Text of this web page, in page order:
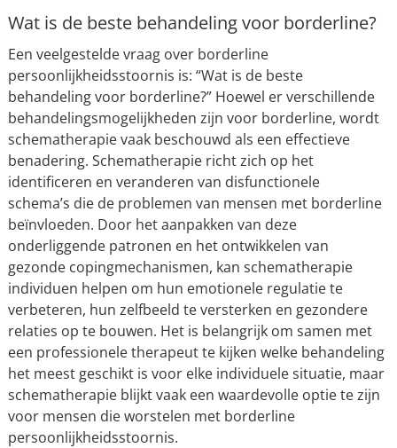
Wat is de beste behandeling voor borderline?
Een veelgestelde vraag over borderline
persoonlijkheidsstoornis is: “Wat is de beste
behandeling voor borderline?” Hoewel er verschillende
behandelingsmogelijkheden zijn voor borderline, wordt
schematherapie vaak beschouwd als een effectieve
benadering. Schematherapie richt zich op het
identificeren en veranderen van disfunctionele
schema’s die de problemen van mensen met borderline
beïnvloeden. Door het aanpakken van deze
onderliggende patronen en het ontwikkelen van
gezonde copingmechanismen, kan schematherapie
individuen helpen om hun emotionele regulatie te
verbeteren, hun zelfbeeld te versterken en gezondere
relaties op te bouwen. Het is belangrijk om samen met
een professionele therapeut te kijken welke behandeling
het meest geschikt is voor elke individuele situatie, maar
schematherapie blijkt vaak een waardevolle optie te zijn
voor mensen die worstelen met borderline
persoonlijkheidsstoornis.